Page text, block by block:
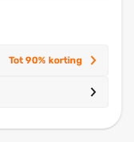
Tot 90% korting